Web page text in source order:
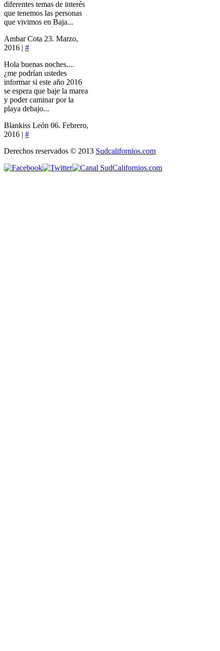
diferentes temas de interés
que tenemos las personas
que vivimos en Baja...
Ambar Cota 23. Marzo,
2016 | #
Hola buenas noches....
¿me podrían ustedes
informar si este año 2016
se espera que baje la marea
y poder caminar por la
playa debajo...
Blankiss León 06. Febrero,
2016 | #
Derechos reservados © 2013 Sudcalifornios.com